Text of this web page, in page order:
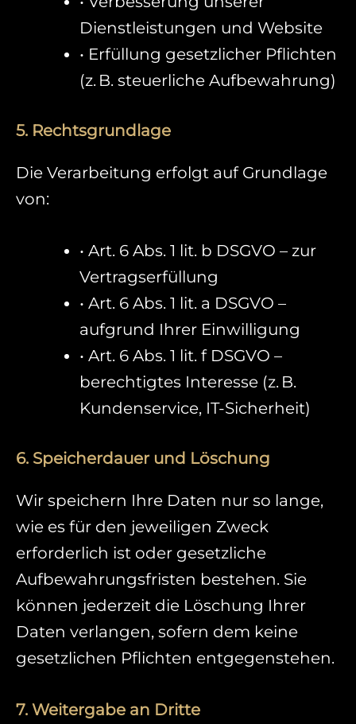
Dienstleistungen und Website
• Erfüllung gesetzlicher Pflichten
(z. B. steuerliche Aufbewahrung)
5. Rechtsgrundlage
Die Verarbeitung erfolgt auf Grundlage
von:
• Art. 6 Abs. 1 lit. b DSGVO – zur
Vertragserfüllung
• Art. 6 Abs. 1 lit. a DSGVO –
aufgrund Ihrer Einwilligung
• Art. 6 Abs. 1 lit. f DSGVO –
berechtigtes Interesse (z. B.
Kundenservice, IT-Sicherheit)
6. Speicherdauer und Löschung
Wir speichern Ihre Daten nur so lange,
wie es für den jeweiligen Zweck
erforderlich ist oder gesetzliche
Aufbewahrungsfristen bestehen. Sie
können jederzeit die Löschung Ihrer
Daten verlangen, sofern dem keine
gesetzlichen Pflichten entgegenstehen.
7. Weitergabe an Dritte